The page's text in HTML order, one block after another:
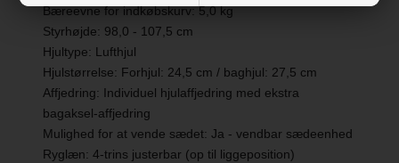
Bæreevne for indkøbskurv: 5,0 kg
Styrhøjde: 98,0 - 107,5 cm
Hjultype: Lufthjul
Hjulstørrelse: Forhjul: 24,5 cm / baghjul: 27,5 cm
Affjedring: Individuel hjulaffjedring med ekstra
bagaksel-affjedring
Mulighed for at vende sædet: Ja - vendbar sædeenhed
Ryglæn: 4-trins justerbar (op til liggeposition)